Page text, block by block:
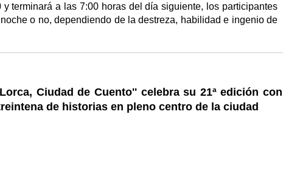
terminará a las 7:00 horas del día siguiente, los participantes
o no, dependiendo de la destreza, habilidad e ingenio de
Ciudad de Cuento'' celebra su 21ª edición con
de historias en pleno centro de la ciudad